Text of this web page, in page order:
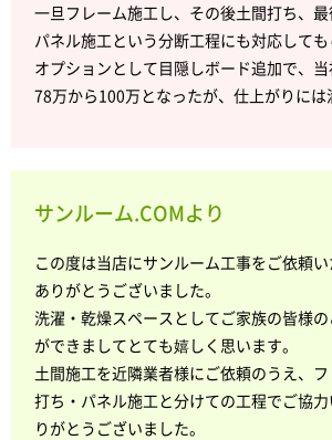
一旦フレーム施工し、その後土間打ち、最
パネル施工という分断工程にも対応しても
オプションとして目隠しボード追加で、
78万から100万となったが、仕上がりには
サンルーム.COMより
この度は当店にサンルーム工事をご依頼
ありがとうございました。
洗濯・乾燥スペースとしてご家族の皆様
ができましてとても嬉しく思います。
土間施工を近隣業者様にご依頼のうえ、
打ち・パネル施工と分けての工程でご協
りがとうございました。